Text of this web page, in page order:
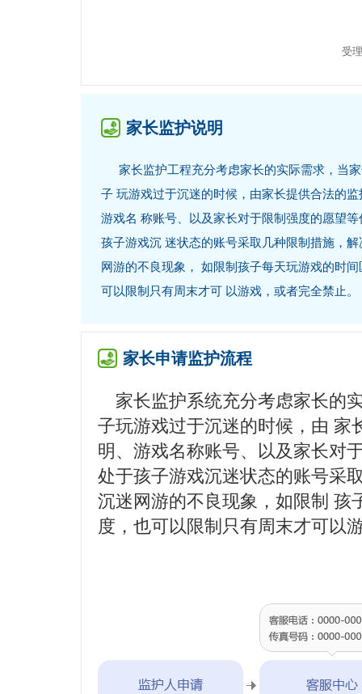
受
家长监护说明
家长监护工程充分考虑家长的实际需求，当
子 玩游戏过于沉迷的时候，由家长提供合法的
游戏名 称账号、以及家长对于限制强度的愿望
孩子游戏沉 迷状态的账号采取几种限制措施，
网游的不良现象， 如限制孩子每天玩游戏的时
可以限制只有周末才可 以游戏，或者完全禁止。
家长申请监护流程
家长监护系统充分考虑家长的
子玩游戏过于沉迷的时候，由 家
明、游戏名称账号、以及家长对
处于孩子游戏沉迷状态的账号采
沉迷网游的不良现象，如限制 孩
度，也可以限制只有周末才可以